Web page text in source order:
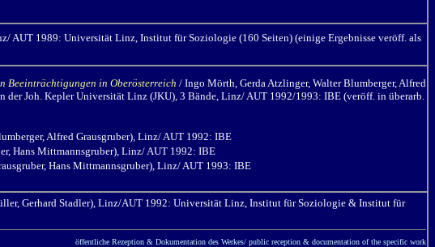
AUT 1989: Universität Linz, Institut für Soziologie (160 Seiten) (einige Ergebnisse veröff. als
Beeinträchtigungen in Oberösterreich / Ingo Mörth, Gerda Atzlinger, Walter Blumberger, Alfred
der Joh. Kepler Universität Linz (JKU), 3 Bände, Linz/ AUT 1992/1993: IBE (veröff. in überarb.
Alfred Grausgruber), Linz/ AUT 1992: IBE
Hans Mittmannsgruber), Linz/ AUT 1992: IBE
Hans Mittmannsgruber), Linz/ AUT 1993: IBE
Gerhard Stadler), Linz/AUT 1992: Universität Linz, Institut für Soziologie & Institut für
öffentliche Rezeption & Dokumentation des Werkes/ public reception & documentation of the specific work